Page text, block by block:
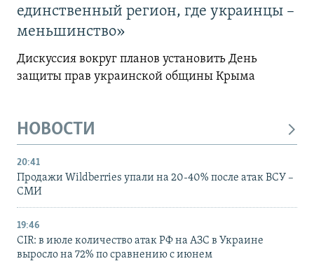
единственный регион, где украинцы –
меньшинство»
Дискуссия вокруг планов установить День
защиты прав украинской общины Крыма
НОВОСТИ
20:41
Продажи Wildberries упали на 20-40% после атак ВСУ –
СМИ
19:46
CIR: в июле количество атак РФ на АЗС в Украине
выросло на 72% по сравнению с июнем